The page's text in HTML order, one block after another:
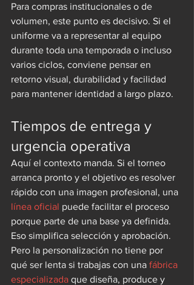
Para compras institucionales o de
volumen, este punto es decisivo. Si el
uniforme va a representar al equipo
durante toda una temporada o incluso
varios ciclos, conviene pensar en
retorno visual, durabilidad y facilidad
para mantener identidad a largo plazo.
Tiempos de entrega y
urgencia operativa
Aquí el contexto manda. Si el torneo
arranca pronto y el objetivo es resolver
rápido con una imagen profesional, una
línea oficial puede facilitar el proceso
porque parte de una base ya definida.
Eso simplifica selección y aprobación.
Pero la personalización no tiene por
qué ser lenta si trabajas con una fábrica
especializada que diseña, produce y